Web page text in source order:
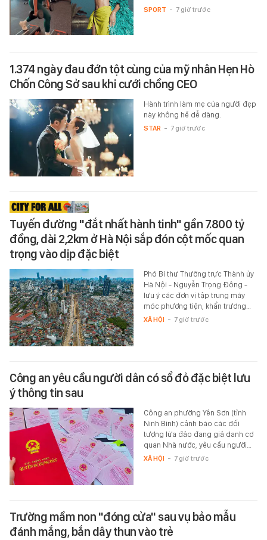
SPORT - 7 giờ trước
1.374 ngày đau đớn tột cùng của mỹ nhân Hẹn Hò
Chốn Công Sở sau khi cưới chồng CEO
Hành trình làm mẹ của người đẹp
này không hề dễ dàng.
STAR - 7 giờ trước
Tuyến đường "đắt nhất hành tinh" gần 7.800 tỷ
đồng, dài 2,2km ở Hà Nội sắp đón cột mốc quan
trọng vào dịp đặc biệt
Phó Bí thư Thường trực Thành ủy
Hà Nội - Nguyễn Trọng Đông -
lưu ý các đơn vị tập trung máy
móc phương tiện, khẩn trương…
XÃ HỘI - 7 giờ trước
Công an yêu cầu người dân có sổ đỏ đặc biệt lưu
ý thông tin sau
Công an phường Yên Sơn (tỉnh
Ninh Bình) cảnh báo các đối
tượng lừa đảo đang giả danh cơ
quan Nhà nước, yêu cầu người…
XÃ HỘI - 7 giờ trước
Trường mầm non "đóng cửa" sau vụ bảo mẫu
đánh mắng, bắn dây thun vào trẻ